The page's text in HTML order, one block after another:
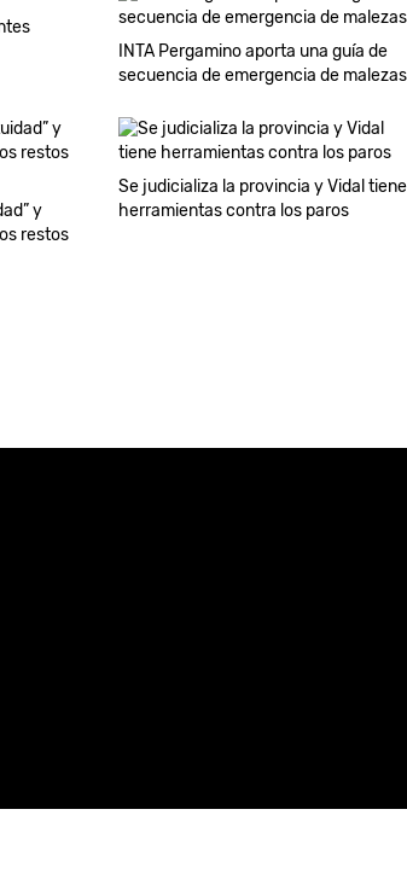
INTA Pergamino aporta una guía de
secuencia de emergencia de malezas
y
restos
Se judicializa la provincia y Vidal tiene
herramientas contra los paros